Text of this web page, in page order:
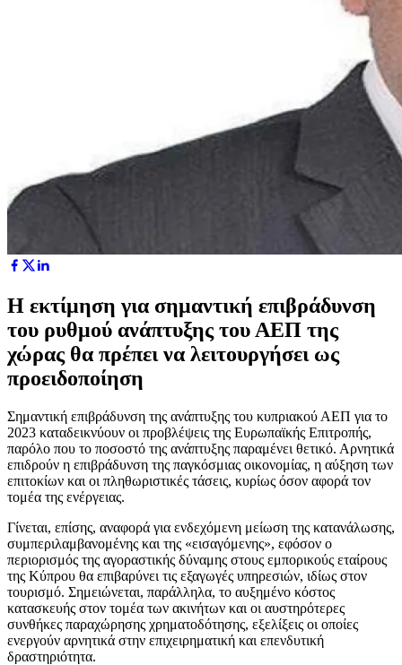
Η εκτίμηση για σημαντική επιβράδυνση
του ρυθμού ανάπτυξης του ΑΕΠ της
χώρας θα πρέπει να λειτουργήσει ως
προειδοποίηση
Σημαντική επιβράδυνση της ανάπτυξης του κυπριακού ΑΕΠ για το
2023 καταδεικνύουν οι προβλέψεις της Ευρωπαϊκής Επιτροπής,
παρόλο που το ποσοστό της ανάπτυξης παραμένει θετικό. Αρνητικά
επιδρούν η επιβράδυνση της παγκόσμιας οικονομίας, η αύξηση των
επιτοκίων και οι πληθωριστικές τάσεις, κυρίως όσον αφορά τον
τομέα της ενέργειας.
Γίνεται, επίσης, αναφορά για ενδεχόμενη μείωση της κατανάλωσης,
συμπεριλαμβανομένης και της «εισαγόμενης», εφόσον ο
περιορισμός της αγοραστικής δύναμης στους εμπορικούς εταίρους
της Κύπρου θα επιβαρύνει τις εξαγωγές υπηρεσιών, ιδίως στον
τουρισμό. Σημειώνεται, παράλληλα, το αυξημένο κόστος
κατασκευής στον τομέα των ακινήτων και οι αυστηρότερες
συνθήκες παραχώρησης χρηματοδότησης, εξελίξεις οι οποίες
ενεργούν αρνητικά στην επιχειρηματική και επενδυτική
δραστηριότητα.